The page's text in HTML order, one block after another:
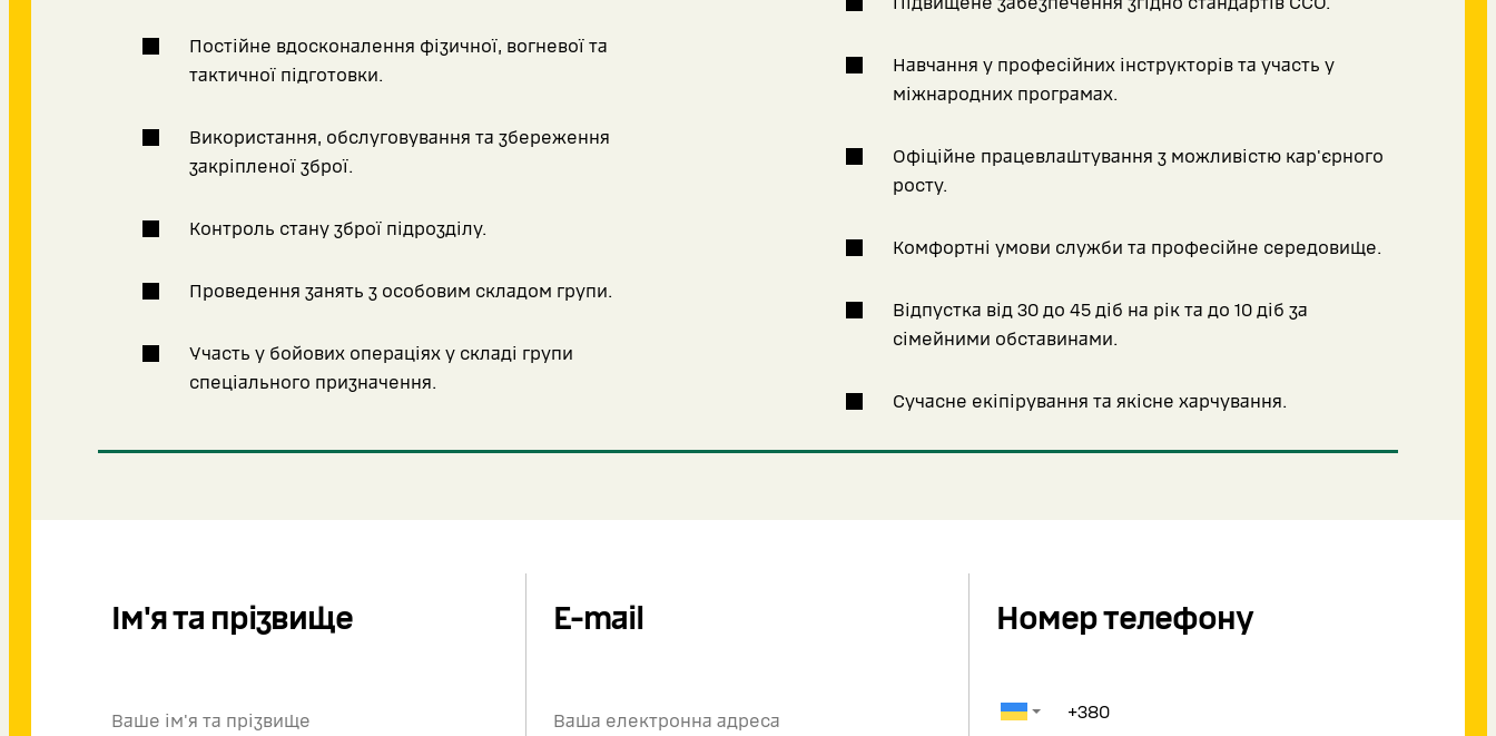
Постійне вдосконалення фізичної, вогневої та
тактичної підготовки.
Використання, обслуговування та збереження
закріпленої зброї.
Контроль стану зброї підрозділу.
Проведення занять з особовим складом групи.
Участь у бойових операціях у складі групи
спеціального призначення.
Навчання у професійних інструкторів та участь у
міжнародних програмах.
Офіційне працевлаштування з можливістю кар'єрного
росту.
Комфортні умови служби та професійне середовище.
Відпустка від 30 до 45 діб на рік та до 10 діб за
сімейними обставинами.
Сучасне екіпірування та якісне харчування.
Ім'я та прізвище E-mail Номер телефону